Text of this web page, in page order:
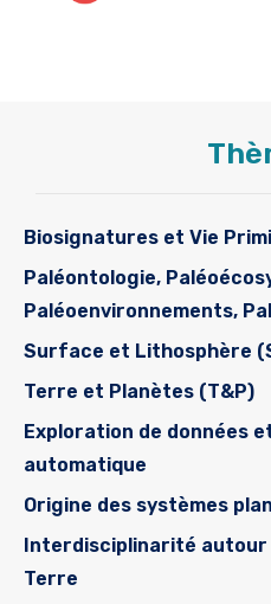
Biosignatures et Vie
Paléontologie,
Paléoenvironnements,
Surface et Lithosphère
Terre et Planètes (T&P)
Exploration de données
automatique
Origine des systèmes
Interdisciplinarité autour
Terre